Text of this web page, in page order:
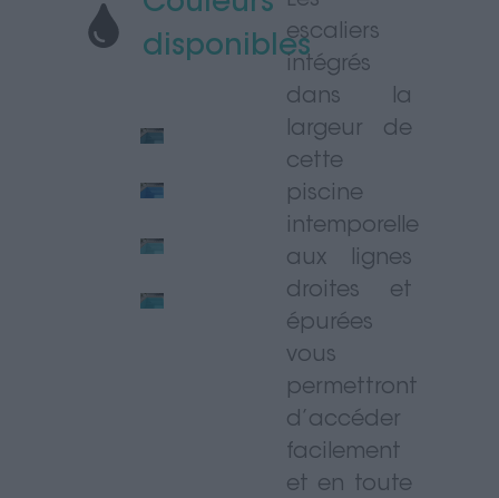
disponiblesescaliers
intégrés
dans la
largeur de
cette
piscine
intemporelle
aux lignes
droites et
épurées
vous
permettront
d’accéder
facilement
et en toute